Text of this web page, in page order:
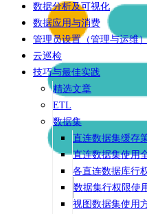
数据分析及可视化
数据应用与消费
管理员设置（管理与运维
云巡检
技巧与最佳实践
精选文章
ETL
数据集
直连数据集缓存
直连数据集使用
各直连数据库行
数据集行权限使
视图数据集使用